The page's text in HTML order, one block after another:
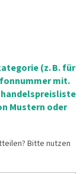
(z. B. für
mit.
Mustern oder
Bitte nutzen